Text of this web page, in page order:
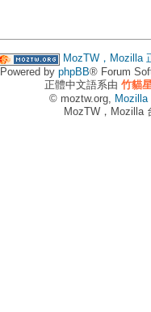
MozTW，Mozilla
Powered by phpBB® Forum
正體中文語系由 竹貓
© moztw.org, Mozilla
MozTW，Mozilla